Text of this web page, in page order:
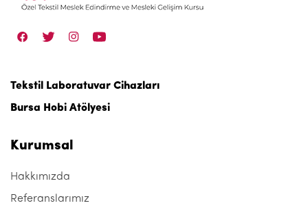
Tekstil Laboratuvar Cihazları
Bursa Hobi Atölyesi
Kurumsal
Hakkımızda
Referanslarımız